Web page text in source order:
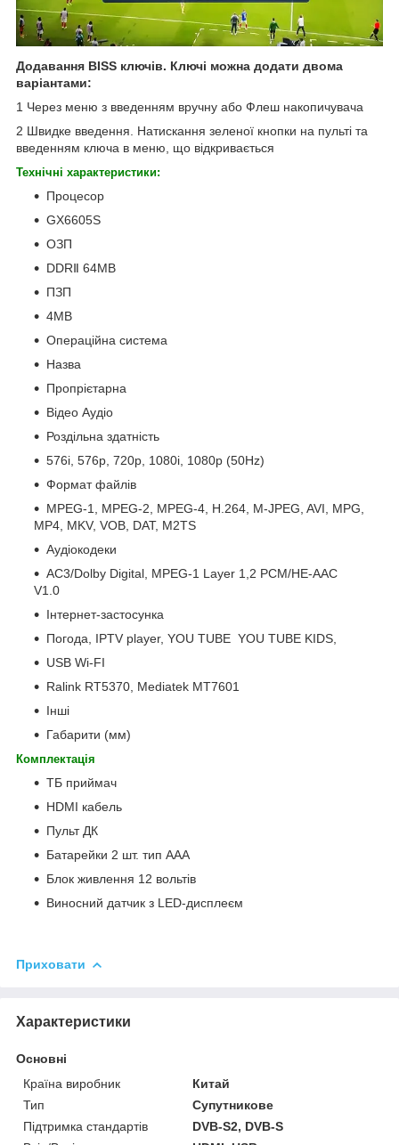
Додавання BISS ключів. Ключі можна додати двома
варіантами:
1 Через меню з введенням вручну або Флеш накопичувача
2 Швидке введення. Натискання зеленої кнопки на пульті та
введенням ключа в меню, що відкривається
Технічні характеристики:
Процесор
GX6605S
ОЗП
DDRⅡ 64MB
ПЗП
4MB
Операційна система
Назва
Пропрієтарна
Відео Аудіо
Роздільна здатність
576i, 576p, 720p, 1080i, 1080p (50Hz)
Формат файлів
MPEG-1, MPEG-2, MPEG-4, H.264, M-JPEG, AVI, MPG,
MP4, MKV, VOB, DAT, M2TS
Аудіокодеки
АС3/Dolby Digital, MPEG-1 Layer 1,2 PCM/HE-AAC
V1.0
Інтернет-застосунка
Погода, IPTV player, YOU TUBE YOU TUBE KIDS,
USB Wi-FI
Ralink RT5370, Mediatek MT7601
Інші
Габарити (мм)
Комплектація
ТБ приймач
HDMI кабель
Пульт ДК
Батарейки 2 шт. тип ААА
Блок живлення 12 вольтів
Виносний датчик з LED-дисплеєм
Приховати
Характеристики
Основні
Країна виробник
Китай
Тип
Супутникове
Підтримка стандартів
DVB-S2, DVB-S